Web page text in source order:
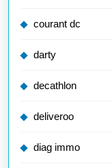
courant dc
darty
decathlon
deliveroo
diag immo